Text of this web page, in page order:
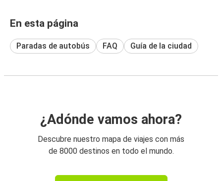
En esta página
Paradas de autobús FAQ Guía de la ciudad
¿Adónde vamos ahora?
Descubre nuestro mapa de viajes con más
de 8000 destinos en todo el mundo.